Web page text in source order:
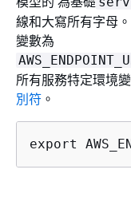
線和大寫所有字母
變數為
所有服務特定環境
別符 。
export